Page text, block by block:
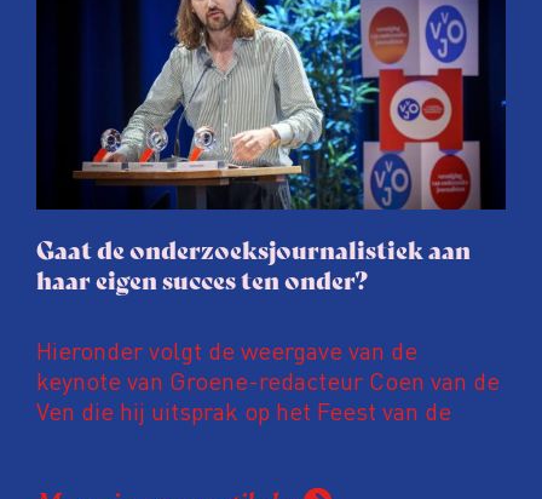
procedure rond het eigen werk. Dat kost
journalisten tijd, ook ervaren zij stress en
soms worden publicaties aangepast of
gaat de hele publicatie zelfs niet door.
Gaat de onderzoeksjournalistiek aan
haar eigen succes ten onder?
Hieronder volgt de weergave van de
keynote van Groene-redacteur Coen van de
Ven die hij uitsprak op het Feest van de
Coen uit zijn zorgen over de relatie tussen